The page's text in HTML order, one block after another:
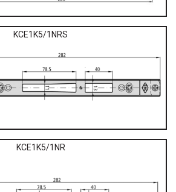
KCE1K5/1NRS
KCE1K5/1NR